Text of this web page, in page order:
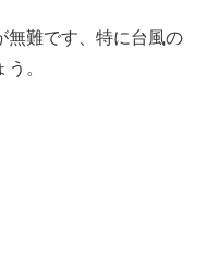
無難です、特に台風の
。